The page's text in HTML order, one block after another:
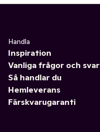
Handla
Inspiration
Vanliga frågor och svar
Så handlar du
Hemleverans
Färskvarugaranti